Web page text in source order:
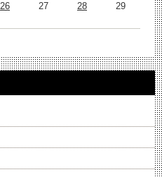
26 27 28
29